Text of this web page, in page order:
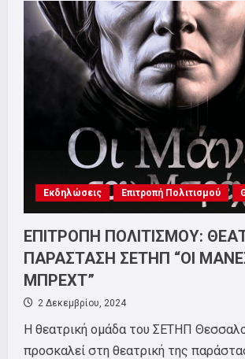
ΠΟΛΙΤΙΣΜΟΥ
ΤΟΥ
ΣΕΤΗΠ:
ΠΡΟΤΑΣΗ
ΘΕΑΤΡΙΚΗΣ
ΠΑΡΑΣΤΑΣΗΣ!
Εκδηλώσεις Επιτροπή Πολιτισμού
ΕΠΙΤΡΟΠΗ ΠΟΛΙΤΙΣΜΟΥ:
ΠΑΡΑΣΤΑΣΗ ΣΕΤΗΠ “ΟΙ
ΜΠΡΕΧΤ”
2 Δεκεμβρίου, 2024
Η θεατρική ομάδα του ΣΕΤΗΠ
προσκαλεί στη θεατρική της